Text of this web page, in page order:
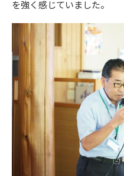
を強く感じていました。